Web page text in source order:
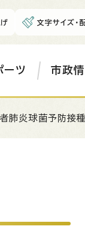
文字サイズ・
ーツ 市政
肺炎球菌予防接